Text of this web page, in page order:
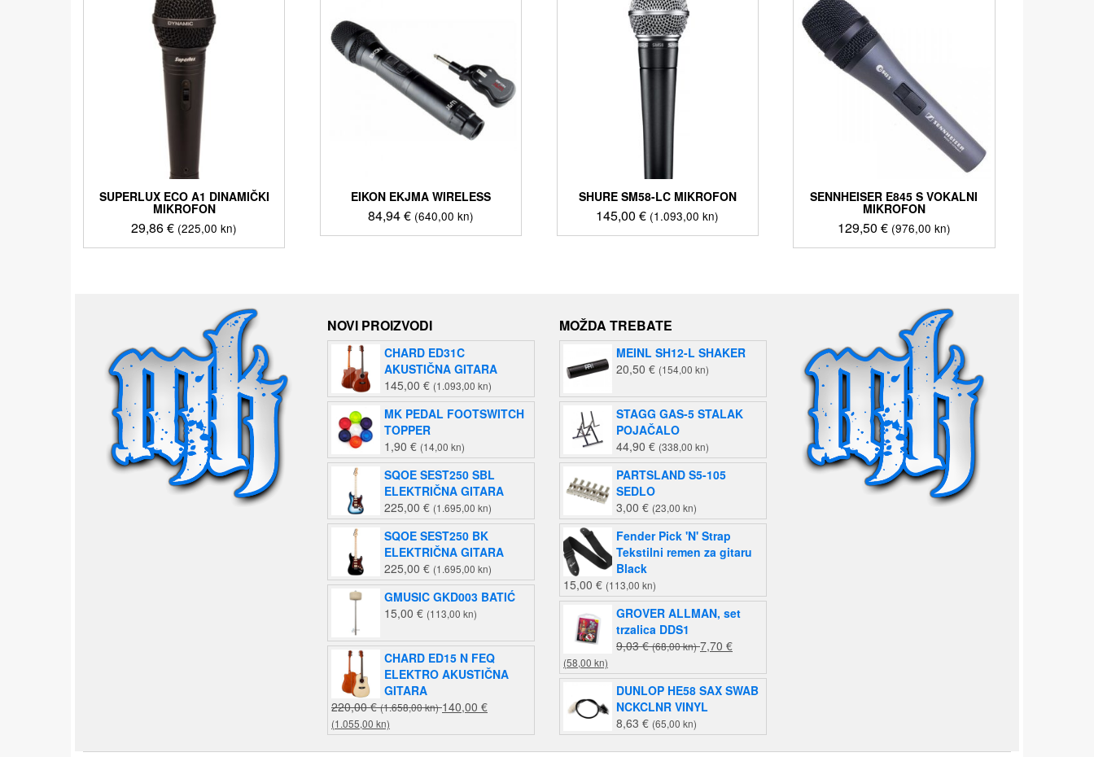
SUPERLUX ECO A1 DINAMIČKI
MIKROFON
29,86€ (225,00 kn)
EIKON EKJMA WIRELESS
84,94€ (640,00 kn)
SHURE SM58-LC MIKROFON
145,00€ (1.093,00 kn)
SENNHEISER E845 S VOKALNI
MIKROFON
129,50 € (976,00 kn)
NOVI PROIZVODI
CHARD ED31C
AKUSTIČNA GITARA
145,00 € (1.093,00 kn)
MK PEDAL FOOTSWITCH
TOPPER
1,90 € (14,00 kn)
SQOE SEST250 SBL
ELEKTRIČNA GITARA
225,00 € (1.695,00 kn)
SQOE SEST250 BK
ELEKTRIČNA GITARA
225,00 € (1.695,00 kn)
GMUSIC GKD003 BATIĆ
15,00 € (113,00 kn)
CHARD ED15 N FEQ
ELEKTRO AKUSTIČNA
GITARA
220,00€ (1.658,00 kn)Izvorna
bila
140,00 €
(1.055,00 kn)
cijena
MOŽDA TREBATE
MEINL SH12-L SHAKER
20,50 € (154,00 kn)
STAGG GAS-5 STALAK
POJAČALO
44,90 € (338,00 kn)
PARTSLAND S5-105
SEDLO
3,00 € (23,00 kn)
Fender Pick 'N' Strap
Tekstilni remen za gitaru
Black
15,00 € (113,00 kn)
GROVER ALLMAN, set
trzalica DDS1
9,03€ (68,00 kn)Izvorna
bila
je:
9,03 €
7,70 €
(58,00 kn)
cijena
je:
7,70 €
(58,00
DUNLOP HE58 SAX SWAB
NCKCLNR VINYL
8,63 € (65,00 kn)